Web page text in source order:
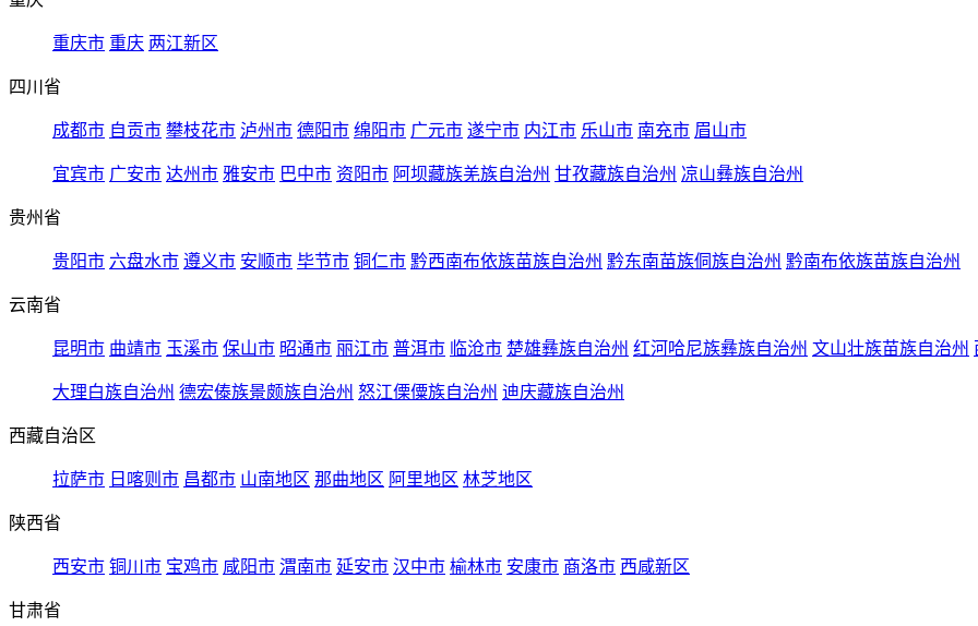
重庆市 重庆 两江新区
四川省
成都市 自贡市 攀枝花市 泸州市 德阳市 绵阳市 广元市 遂宁市 内江市 乐山市 南充市 眉山市
宜宾市 广安市 达州市 雅安市 巴中市 资阳市 阿坝藏族羌族自治州 甘孜藏族自治州 凉山彝族自治州
贵州省
贵阳市 六盘水市 遵义市 安顺市 毕节市 铜仁市 黔西南布依族苗族自治州 黔东南苗族侗族自治州 黔南布依族苗族自治州
云南省
昆明市 曲靖市 玉溪市 保山市 昭通市 丽江市 普洱市 临沧市 楚雄彝族自治州 红河哈尼族彝族自治州 文山壮族苗族自治州
大理白族自治州 德宏傣族景颇族自治州 怒江傈僳族自治州 迪庆藏族自治州
西藏自治区
拉萨市 日喀则市 昌都市 山南地区 那曲地区 阿里地区 林芝地区
陕西省
西安市 铜川市 宝鸡市 咸阳市 渭南市 延安市 汉中市 榆林市 安康市 商洛市 西咸新区
甘肃省